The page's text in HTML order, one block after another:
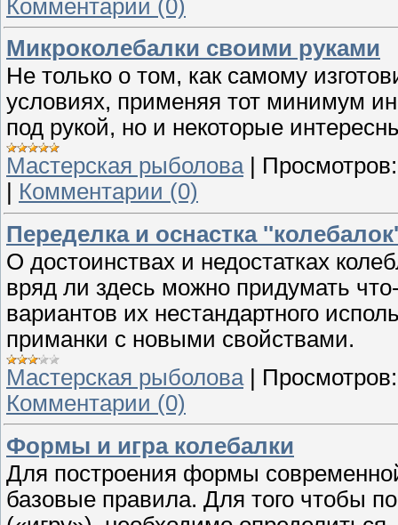
Комментарии (0)
Микроколебалки своими руками
Не только о том, как самому
условиях, применяя тот минимум
под рукой, но и некоторые
Мастерская рыболова| Просмотров:
Комментарии (0)
Переделка и оснастка
О достоинствах и недостатках
вряд ли здесь можно придумать
вариантов их нестандартного
приманки с новыми свойствами.
Мастерская рыболова| Просмотров:
Комментарии (0)
Формы и игра колебалки
Для построения формы
базовые правила. Для того чтобы